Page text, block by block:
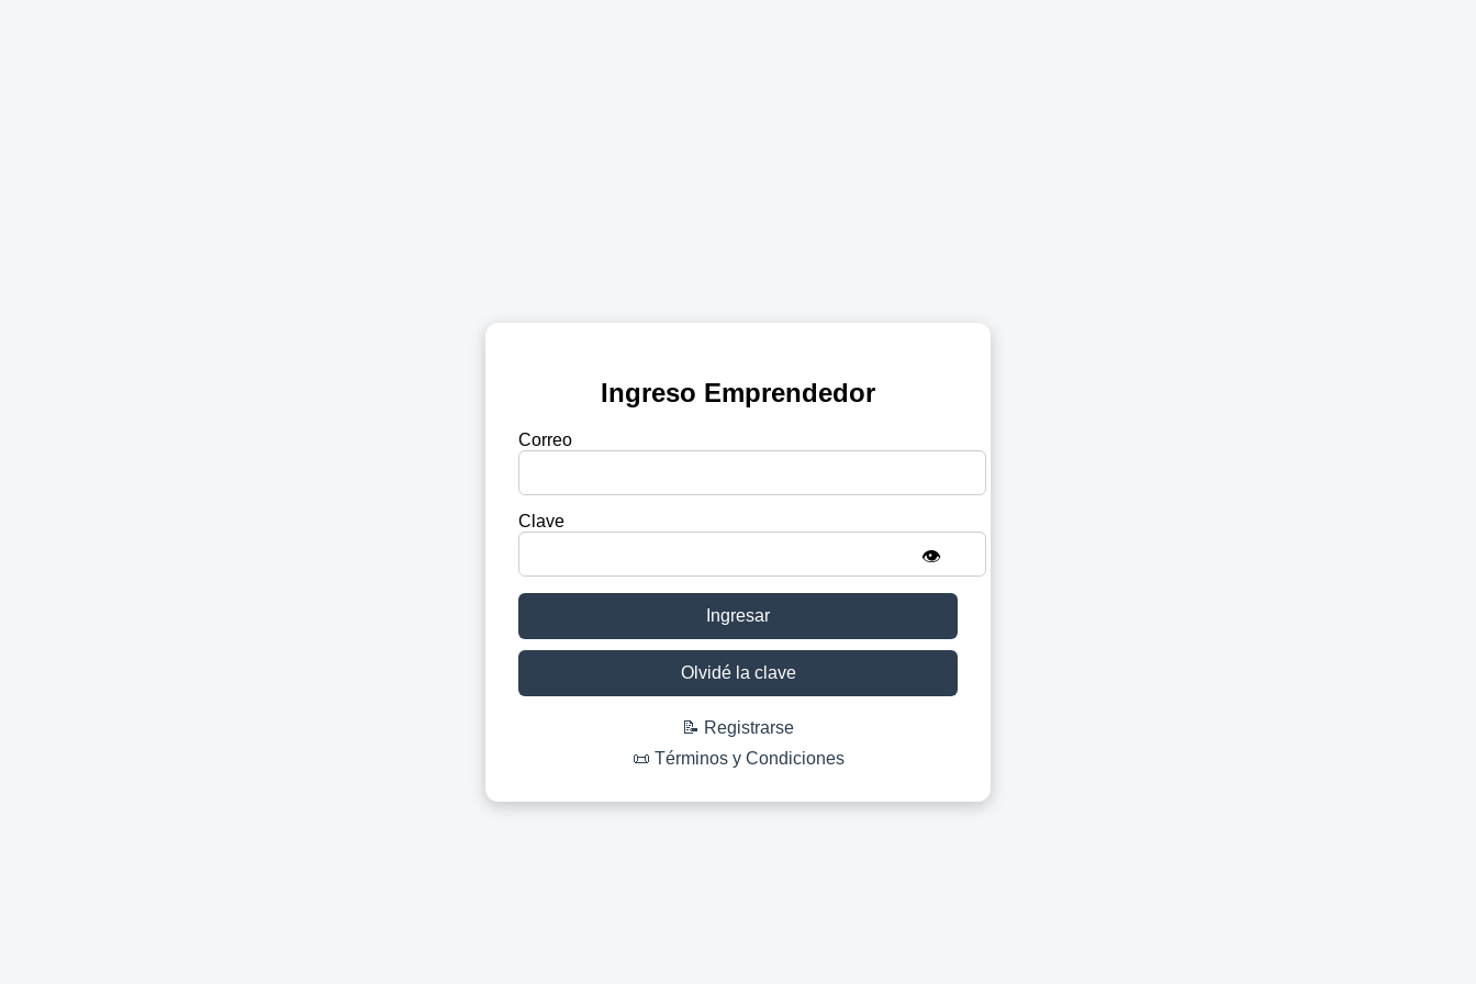
Ingreso Emprendedor
Correo
Clave
👁️
Ingresar
Olvidé la clave
📝 Registrarse
📜 Términos y Condiciones